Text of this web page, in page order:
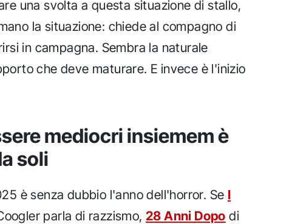
una svolta a questa situazione di stallo,
la situazione: chiede al compagno di
in campagna. Sembra la naturale
che deve maturare. E invece è l'inizio
mediocri insiemem è
soli
è senza dubbio l'anno dell'horror. Se I
parla di razzismo,28 Anni Dopo di